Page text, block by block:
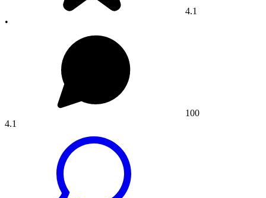
4.1
•
100
4.1